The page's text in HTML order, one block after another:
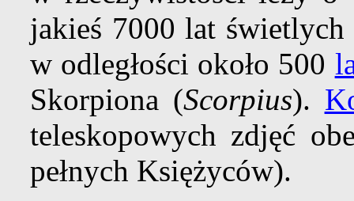
jakieś 7000 lat świetlych
w odległości około 500
Skorpiona (Scorpius).
teleskopowych zdjęć
pełnych Księżyców).